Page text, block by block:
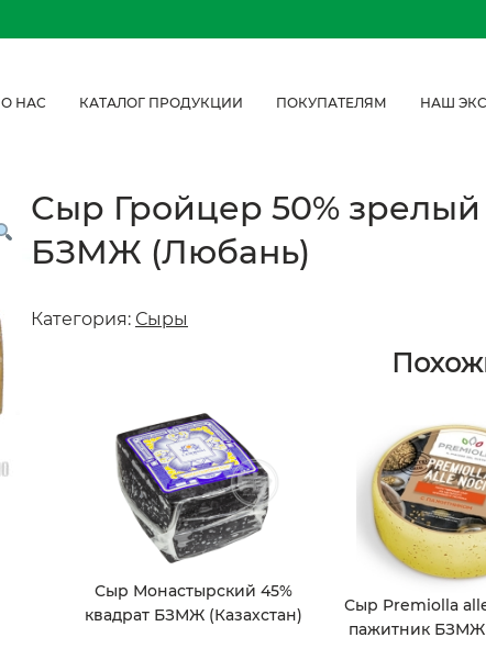
О НАС КАТАЛОГ ПРОДУКЦИИ ПОКУПАТЕЛЯМ НАШ
Сыр Гройцер 50%
БЗМЖ (Любань)
Категория: Сыры
Сыр Монастырский 45%
квадрат БЗМЖ (Казахстан)
Сыр Premiolla
пажитник БЗМЖ